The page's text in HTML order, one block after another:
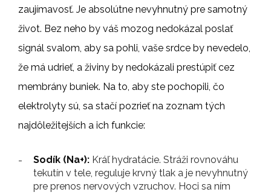
zaujímavosť. Je absolútne nevyhnutný pre samotný
život. Bez neho by váš mozog nedokázal poslať
signál svalom, aby sa pohli, vaše srdce by nevedelo,
že má udrieť, a živiny by nedokázali prestúpiť cez
membrány buniek. Na to, aby ste pochopili, čo
elektrolyty sú, sa stačí pozrieť na zoznam tých
najdôležitejších a ich funkcie:
Sodík (Na+): Kráľ hydratácie. Stráži rovnováhu
tekutín v tele, reguluje krvný tlak a je nevyhnutný
pre prenos nervových vzruchov. Hoci sa ním